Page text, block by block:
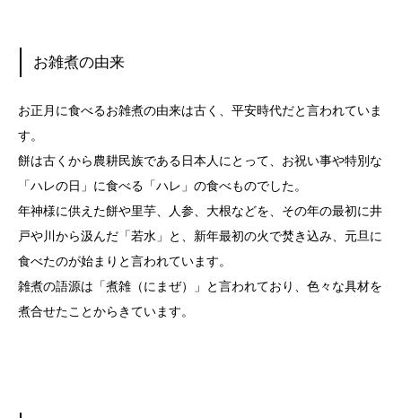
お雑煮の由来
お正月に食べるお雑煮の由来は古く、平安時代だと言われていま
す。
餅は古くから農耕民族である日本人にとって、お祝い事や特別な
「ハレの日」に食べる「ハレ」の食べものでした。
年神様に供えた餅や里芋、人参、大根などを、その年の最初に井
戸や川から汲んだ「若水」と、新年最初の火で焚き込み、元旦に
食べたのが始まりと言われています。
雑煮の語源は「煮雑（にまぜ）」と言われており、色々な具材を
煮合せたことからきています。